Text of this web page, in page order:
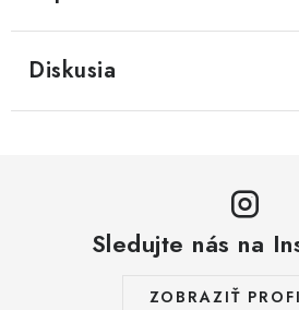
Diskusia
Sledujte nás na
ZOBRAZIŤ